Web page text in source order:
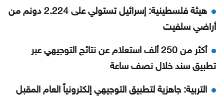
هيئة فلسطينية: إسرائيل تستولي على 2.224 دونم من
أراضي سلفيت
أكثر من 250 ألف استعلام عن نتائج التوجيهي عبر
تطبيق سند خلال نصف ساعة
التربية: جاهزية لتطبيق التوجيهي إلكترونياً العام المقبل